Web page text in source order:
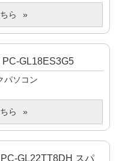
ら
PC-GL18ES3G5
パソコン
ら
GL22TT8DH スパ